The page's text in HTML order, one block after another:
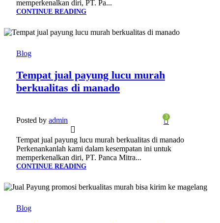
memperkenalkan diri, PT. Pa...
CONTINUE READING
JAN
Blog
Tempat jual payung lucu murah
berkualitas di manado
Posted by admin 3
Tempat jual payung lucu murah berkualitas di manado
Perkenankanlah kami dalam kesempatan ini untuk
memperkenalkan diri, PT. Panca Mitra...
CONTINUE READING
JAN
Blog